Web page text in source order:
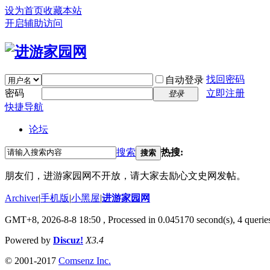
设为首页收藏本站
开启辅助访问
自动登录 找回密码
密码
登录
立即注册
快捷导航
论坛
搜索 搜索 热搜:
朋友们，进游家园网不开放，请大家去励心文史网发帖。
Archiver|手机版|小黑屋|进游家园网
GMT+8, 2026-8-8 18:50 , Processed in 0.045170 second(s), 4
Powered by Discuz! X3.4
© 2001-2017 Comsenz Inc.